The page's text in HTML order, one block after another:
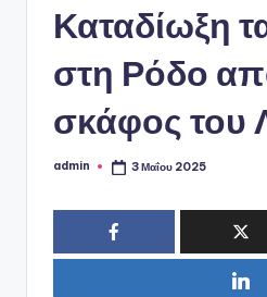
Καταδίωξη
στη Ρόδο
σκάφος του
Συγγραφέας:
admin 3 Μαΐου 2025